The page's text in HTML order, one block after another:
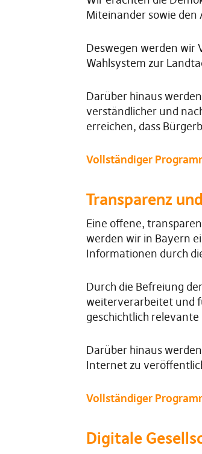
Miteinander sowie den
Deswegen werden wir
Wahlsystem zur
Darüber hinaus
verständlicher und
erreichen, dass
Vollständiger
Transparenz
Eine offene,
werden wir in Bayern
Informationen durch
Durch die Befreiung
weiterverarbeitet und
geschichtlich
Darüber hinaus
Internet zu
Vollständiger
Digitale